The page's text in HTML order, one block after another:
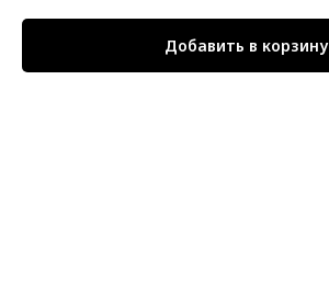
Добавить в корзину